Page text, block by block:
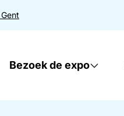
Gent
Bezoek de expo